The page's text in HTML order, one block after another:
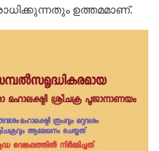
ഉത്തമമാണ്.